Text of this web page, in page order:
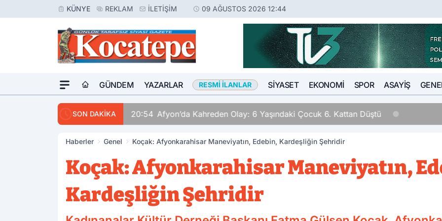
KÜNYE REKLAM İLETIŞIM 09 AĞUSTOS 2026 12:44
GÜNDEM YAZARLAR RESMI İLANLAR SIYASET EKONOMI SPOR ASAYIŞ
SON DAKİKA 20:54 Afyon’da Kahreden Olay: 6 Yaşındaki Çocuk 6. Kattan Düştü
Haberler Genel Koçak: Afyonkarahisar Maneviyatın, Edebin, Kardeşliğin Şehridir
Koçak: Afyonkarahisar Maneviyatın,
Kardeşliğin Şehridir